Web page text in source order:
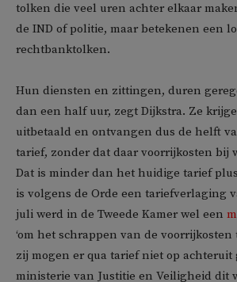
tolken die veel uren achter elkaar
de IND of politie, maar betekenen een
rechtbanktolken.
Hun diensten en zittingen, duren
dan een half uur, zegt Dijkstra. Ze
uitbetaald en ontvangen dus de helft
tarief, zonder dat daar voorrijkosten bij
Dat is minder dan het huidige tarief
is volgens de Orde een tariefverlaging
juli werd in de Tweede Kamer wel een
‘om het schrappen van de voorrijkosten
zij mogen er qua tarief niet op achteruit
ministerie van Justitie en Veiligheid dit